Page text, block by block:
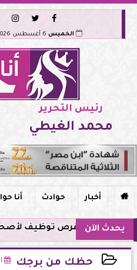



الخميس
رئيس التحرير
محمد الغيطي
 أخبار حوادث أنا حوا TV
يحدث الآن
حظك من برجك